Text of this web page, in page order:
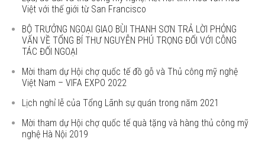
Việt với thế giới từ San Francisco
BỘ TRƯỞNG NGOẠI GIAO BÙI THANH SƠN TRẢ LỜI PHỎNG
VẤN VỀ TỔNG BÍ THƯ NGUYỄN PHÚ TRỌNG ĐỐI VỚI CÔNG
TÁC ĐỐI NGOẠI
Mời tham dự Hội chợ quốc tế đồ gỗ và Thủ công mỹ nghệ
Việt Nam – VIFA EXPO 2022
Lịch nghỉ lễ của Tổng Lãnh sự quán trong năm 2021
Mời tham dự Hội chợ quốc tế quà tặng và hàng thủ công mỹ
nghệ Hà Nội 2019